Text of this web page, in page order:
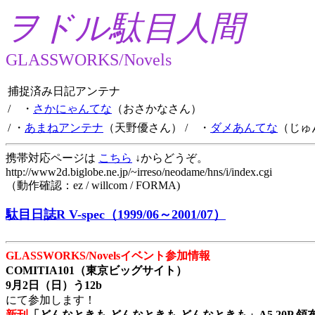
ヲドル駄目人間
GLASSWORKS/Novels
捕捉済み日記アンテナ
/ ・ さかにゃんてな （おさかなさん）
/ ・ あまねアンテナ （天野優さん） / ・ ダメあんてな （じ
携帯対応ページは こちら ↓からどうぞ。
http://www2d.biglobe.ne.jp/~irreso/neodame/hns/i/index.cgi
（動作確認：ez / willcom / FORMA)
駄目日誌R V-spec（1999/06～2001/07）
GLASSWORKS/Novelsイベント参加情報
COMITIA101（東京ビッグサイト）
9月2日（日）う12b
にて参加します！